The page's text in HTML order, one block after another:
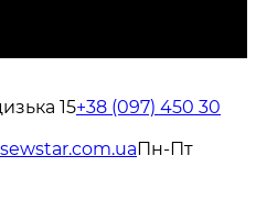
15+38 (097) 450 30
Пн-Пт